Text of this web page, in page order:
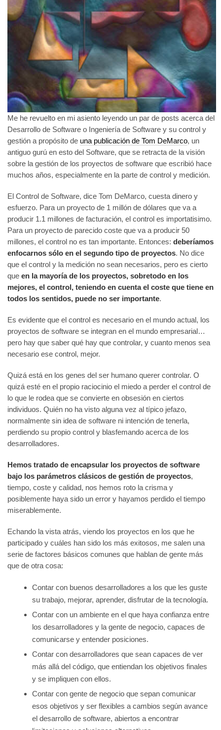
Me he revuelto en mi asiento leyendo un par de posts acerca del
Desarrollo de Software o Ingeniería de Software y su control y
gestión a propósito de una publicación de Tom DeMarco, un
antiguo gurú en esto del Software, que se retracta de la visión
sobre la gestión de los proyectos de software que escribió hace
muchos años, especialmente en la parte de control y medición.
El Control de Software, dice Tom DeMarco, cuesta dinero y
esfuerzo. Para un proyecto de 1 millón de dólares que va a
producir 1.1 millones de facturación, el control es importatisimo.
Para un proyecto de parecido coste que va a producir 50
millones, el control no es tan importante. Entonces: deberíamos
enfocarnos sólo en el segundo tipo de proyectos. No dice
que el control y la medición no sean necesarios, pero es cierto
que en la mayoría de los proyectos, sobretodo en los
mejores, el control, teniendo en cuenta el coste que tiene en
todos los sentidos, puede no ser importante.
Es evidente que el control es necesario en el mundo actual, los
proyectos de software se integran en el mundo empresarial…
pero hay que saber qué hay que controlar, y cuanto menos sea
necesario ese control, mejor.
Quizá está en los genes del ser humano querer controlar. O
quizá esté en el propio raciocinio el miedo a perder el control de
lo que le rodea que se convierte en obsesión en ciertos
individuos. Quién no ha visto alguna vez al típico jefazo,
normalmente sin idea de software ni intención de tenerla,
perdiendo su propio control y blasfemando acerca de los
desarrolladores.
Hemos tratado de encapsular los proyectos de software
bajo los parámetros clásicos de gestión de proyectos,
tiempo, coste y calidad, nos hemos roto la crisma y
posiblemente haya sido un error y hayamos perdido el tiempo
miserablemente.
Echando la vista atrás, viendo los proyectos en los que he
participado y cuáles han sido los más exitosos, me salen una
serie de factores básicos comunes que hablan de gente más
que de otra cosa:
Contar con buenos desarrolladores a los que les guste
su trabajo, mejorar, aprender, disfrutar de la tecnología.
Contar con un ambiente en el que haya confianza entre
los desarrolladores y la gente de negocio, capaces de
comunicarse y entender posiciones.
Contar con desarrolladores que sean capaces de ver
más allá del código, que entiendan los objetivos finales
y se impliquen con ellos.
Contar con gente de negocio que sepan comunicar
esos objetivos y ser flexibles a cambios según avance
el desarrollo de software, abiertos a encontrar